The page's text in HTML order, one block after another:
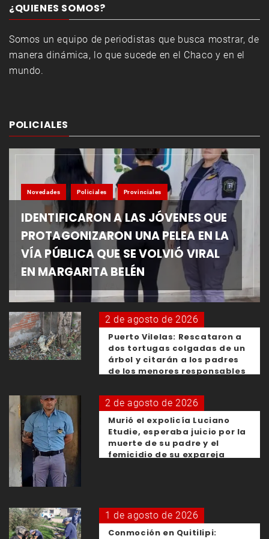
¿QUIENES SOMOS?
Somos un equipo de periodistas que busca mostrar, de
manera dinámica, lo que sucede en el Chaco y en el
mundo.
POLICIALES
Novedades Policiales Provinciales
IDENTIFICARON A LAS JÓVENES QUE
PROTAGONIZARON UNA PELEA EN LA
VÍA PÚBLICA QUE SE VOLVIÓ VIRAL
EN MARGARITA BELÉN
2 de agosto de 2026
Puerto Vilelas: Rescataron a
dos tortugas colgadas de un
árbol y citarán a los padres
de los menores responsables
2 de agosto de 2026
Murió el expolicía Luciano
Etudie, esperaba juicio por la
muerte de su padre y el
femicidio de su expareja
1 de agosto de 2026
Conmoción en Quitilipi: